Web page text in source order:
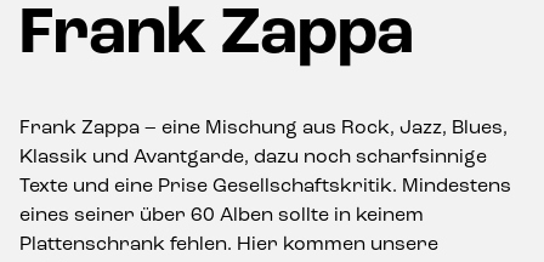
Frank Zappa
Frank Zappa – eine Mischung aus Rock, Jazz, Blues,
Klassik und Avantgarde, dazu noch scharfsinnige
Texte und eine Prise Gesellschaftskritik. Mindestens
eines seiner über 60 Alben sollte in keinem
Plattenschrank fehlen. Hier kommen unsere